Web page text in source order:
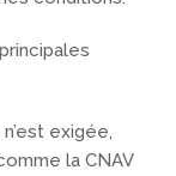
n’est exigée,
la CNAV